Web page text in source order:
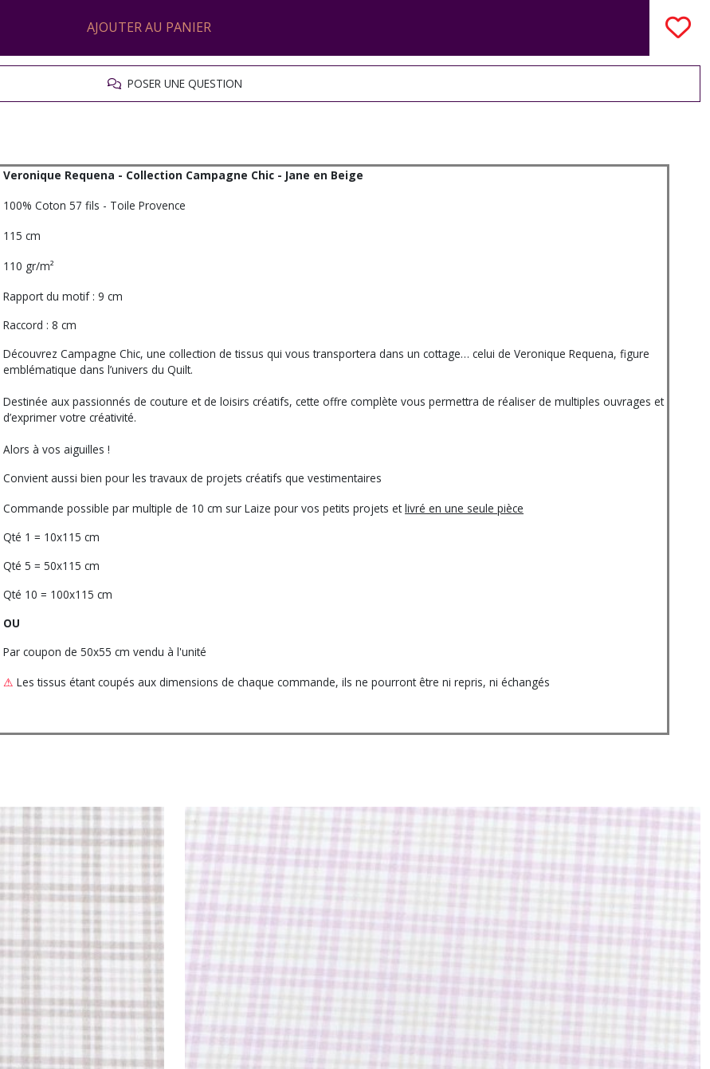
AJOUTER AU PANIER
POSER UNE QUESTION
Veronique Requena - Collection Campagne Chic - Jane en Beige
100% Coton 57 fils - Toile Provence
115 cm
110 gr/m²
Rapport du motif : 9 cm
Raccord : 8 cm
Découvrez Campagne Chic, une collection de tissus qui vous transportera dans un cottage… celui de Veronique Requena, figure
emblématique dans l’univers du Quilt.
Destinée aux passionnés de couture et de loisirs créatifs, cette offre complète vous permettra de réaliser de multiples ouvrages et
d’exprimer votre créativité.
Alors à vos aiguilles !
Convient aussi bien pour les travaux de projets créatifs que vestimentaires
Commande possible par multiple de 10 cm sur Laize pour vos petits projets etlivré en une seule pièce
Qté 1 = 10x115 cm
Qté 5 = 50x115 cm
Qté 10 = 100x115 cm
OU
Par coupon de 50x55 cm vendu à l'unité
⚠ Les tissus étant coupés aux dimensions de chaque commande, ils ne pourront être ni repris, ni échangés